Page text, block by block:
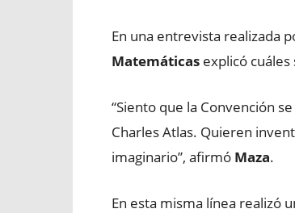
En una entrevista realizada
Matemáticas explicó
“Siento que la Convención
Charles Atlas. Quieren
imaginario”, afirmó Maza.
En esta misma línea realizó